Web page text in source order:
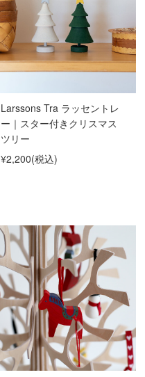
Larssons Tra ラッセントレ
ー｜スター付きクリスマス
ツリー
¥2,200(税込)